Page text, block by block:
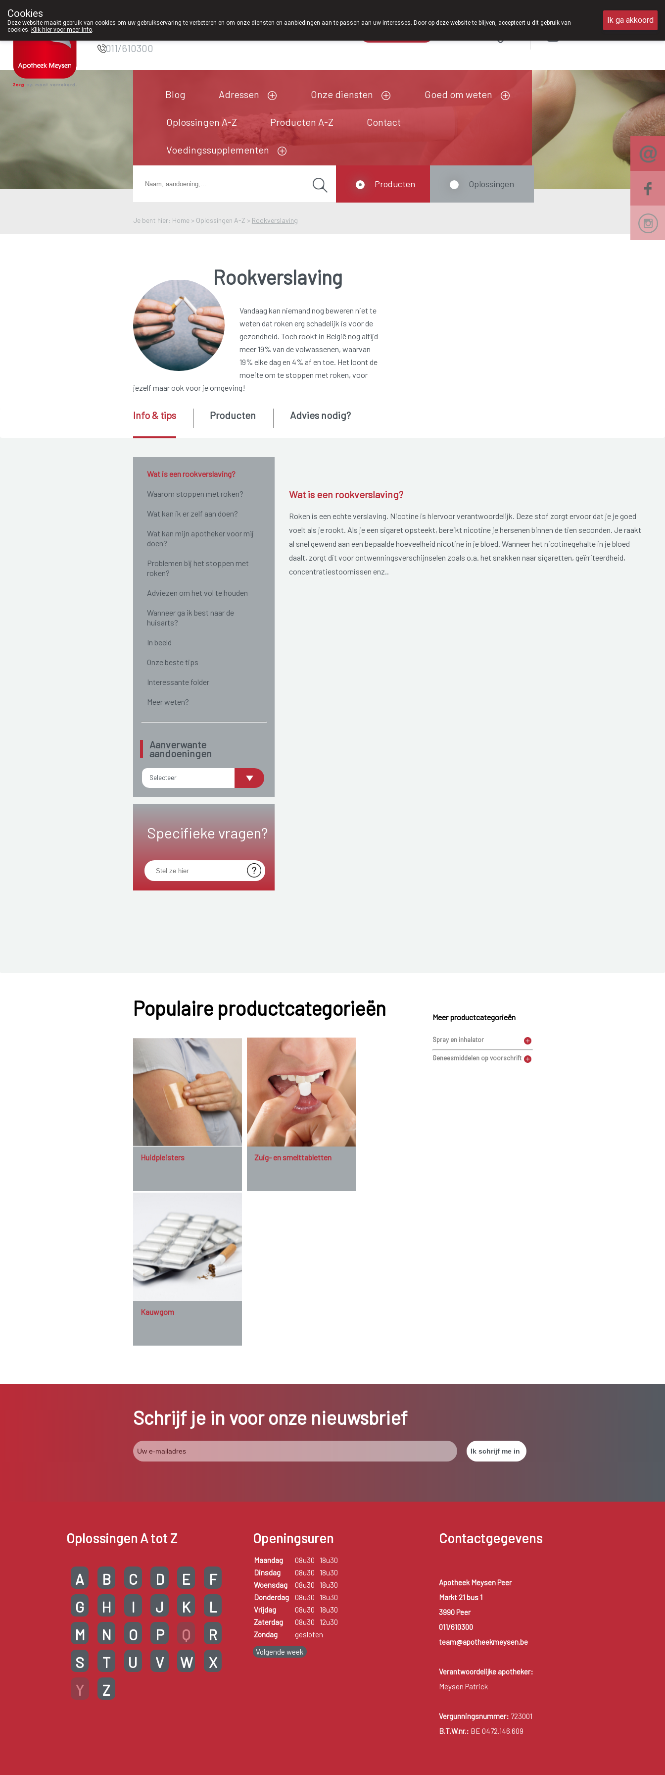
Apotheek Meysen
011/610300
Blog Adressen Onze diensten Goed om weten
Oplossingen A-Z Producten A-Z Contact
Voedingssupplementen
Je bent hier: Home > Oplossingen A-Z > Rookverslaving
Producten Oplossingen
Rookverslaving
Vandaag kan niemand nog beweren niet te
weten dat roken erg schadelijk is voor de
gezondheid. Toch rookt in België nog altijd
meer 19% van de volwassenen, waarvan
19% elke dag en 4% af en toe. Het loont de
moeite om te stoppen met roken, voor
jezelf maar ook voor je omgeving!
Wat is een rookverslaving?
Waarom stoppen met roken?
Wat kan ik er zelf aan doen?
Wat kan mijn apotheker voor mij
doen?
Problemen bij het stoppen met
roken?
Adviezen om het vol te houden
Wanneer ga ik best naar de
huisarts?
In beeld
Onze beste tips
Interessante folder
Meer weten?
Aanverwante
aandoeningen
Selecteer
Specifieke vragen?
Info & tips Producten Advies nodig?
Wat is een rookverslaving?
Roken is een echte verslaving. Nicotine is hiervoor verantwoordelijk. Deze stof zorgt ervoor dat je je goed
voelt als je rookt. Als je een sigaret opsteekt, bereikt nicotine je hersenen binnen de tien seconden. Je raakt
al snel gewend aan een bepaalde hoeveelheid nicotine in je bloed. Wanneer het nicotinegehalte in je bloed
daalt, zorgt dit voor ontwenningsverschijnselen zoals o.a. het snakken naar sigaretten, geïrriteerdheid,
concentratiestoornissen enz..
Populaire productcategorieën
Huidpleisters Zuig- en smelttabletten
Kauwgom
Meer productcategorieën
Spray en inhalator
Geneesmiddelen op voorschrift
Schrijf je in voor onze nieuwsbrief
Oplossingen A tot Z
A B C D E
F
G
H I J K
L
M
N O P Q
R
S
T U V W
X
Y
Z
Openingsuren
Maandag 08u30
18u30
Dinsdag
08u30
18u30
Woensdag
08u30
18u30
Donderdag
08u30
18u30
Vrijdag
08u30
18u30
Zaterdag
08u30
12u30
Zondag
gesloten
Volgende week
Contactgegevens
Apotheek Meysen Peer
Markt 21 bus 1
3990 Peer
011/610300
team@apotheekmeysen.be
Verantwoordelijke apotheker:
Meysen Patrick
Vergunningsnummer: 723001
B.T.W.nr.: BE 0472.146.609
Cookies
Deze website maakt gebruik van cookies om uw gebruikservaring te verbeteren en om onze diensten en aanbiedingen aan te passen aan uw interesses. Door op deze website te blijven, accepteert u dit gebruik van
cookies. Klik hier voor meer info.
Ik ga akkoord